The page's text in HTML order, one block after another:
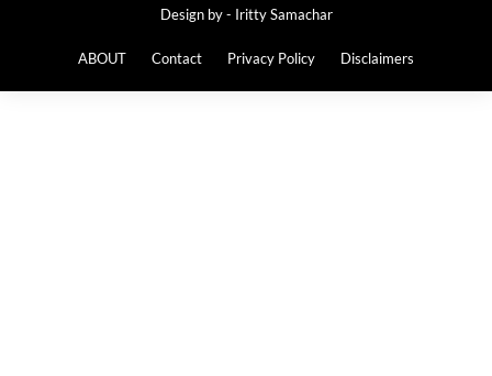
Design by - Iritty Samachar
ABOUT Contact Privacy Policy Disclaimers